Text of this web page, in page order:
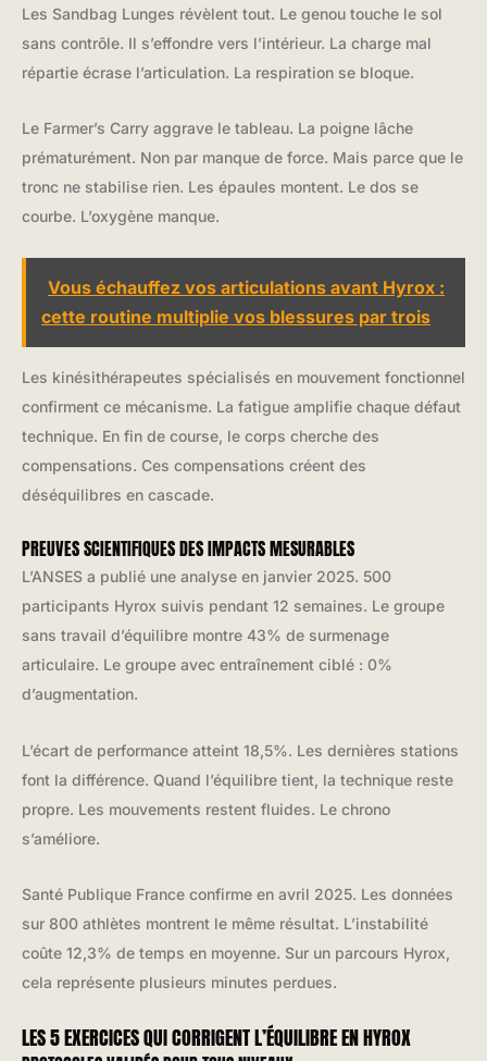
Les Sandbag Lunges révèlent tout. Le genou touche le sol
sans contrôle. Il s’effondre vers l’intérieur. La charge mal
répartie écrase l’articulation. La respiration se bloque.
Le Farmer’s Carry aggrave le tableau. La poigne lâche
prématurément. Non par manque de force. Mais parce que le
tronc ne stabilise rien. Les épaules montent. Le dos se
courbe. L’oxygène manque.
Vous échauffez vos articulations avant Hyrox :
cette routine multiplie vos blessures par trois
Les kinésithérapeutes spécialisés en mouvement fonctionnel
confirment ce mécanisme. La fatigue amplifie chaque défaut
technique. En fin de course, le corps cherche des
compensations. Ces compensations créent des
déséquilibres en cascade.
PREUVES SCIENTIFIQUES DES IMPACTS MESURABLES
L’ANSES a publié une analyse en janvier 2025. 500
participants Hyrox suivis pendant 12 semaines. Le groupe
sans travail d’équilibre montre 43% de surmenage
articulaire. Le groupe avec entraînement ciblé : 0%
d’augmentation.
L’écart de performance atteint 18,5%. Les dernières stations
font la différence. Quand l’équilibre tient, la technique reste
propre. Les mouvements restent fluides. Le chrono
s’améliore.
Santé Publique France confirme en avril 2025. Les données
sur 800 athlètes montrent le même résultat. L’instabilité
coûte 12,3% de temps en moyenne. Sur un parcours Hyrox,
cela représente plusieurs minutes perdues.
LES 5 EXERCICES QUI CORRIGENT L’ÉQUILIBRE EN HYROX